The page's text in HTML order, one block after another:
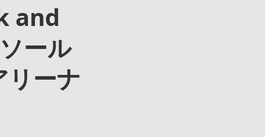
and
ール
リーナ